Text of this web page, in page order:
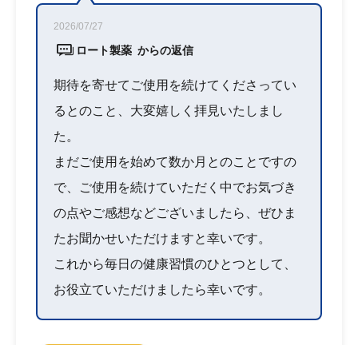
ロート製薬 からの返信
2026/07/27
期待を寄せてご使用を続けてくださってい
るとのこと、大変嬉しく拝見いたしまし
た。
まだご使用を始めて数か月とのことですの
で、ご使用を続けていただく中でお気づき
の点やご感想などございましたら、ぜひま
たお聞かせいただけますと幸いです。
これから毎日の健康習慣のひとつとして、
お役立ていただけましたら幸いです。